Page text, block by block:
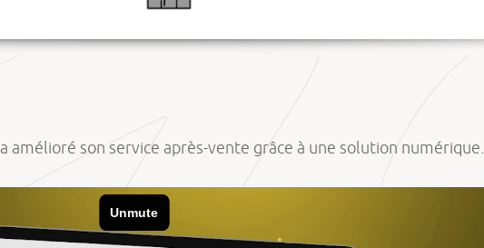
son service après-vente grâce à une solution numérique.